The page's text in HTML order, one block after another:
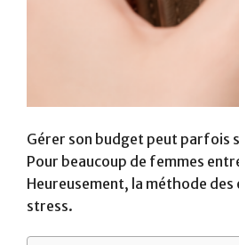
Gérer son budget peut parfois
Pour beaucoup de femmes
Heureusement, la méthode
stress.